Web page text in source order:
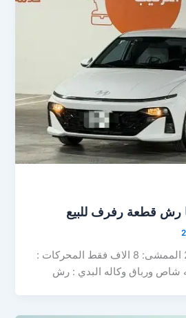
هيونداي اكسنت 2025 الممشى: 8 الاف فقط المحركات :
شاص ورباق وكاله البدي : رش